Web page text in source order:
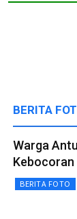
BERITA
Warga
Kebocoran
BERITA FOTO